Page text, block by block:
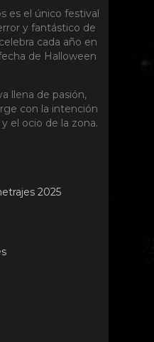
es el único festival
y fantástico de
cada año en
de Halloween
llena de pasión,
con la intención
el ocio de la zona.
2025